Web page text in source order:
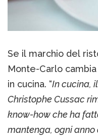
Se il marchio del
Monte-Carlo
in cucina. “In cucina,
Christophe Cussac
know-how che ha
mantenga, ogni